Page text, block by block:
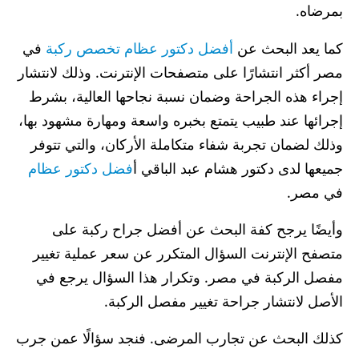
بمرضاه.
كما يعد البحث عن أفضل دكتور عظام تخصص ركبة في
مصر أكثر انتشارًا على متصفحات الإنترنت. وذلك لانتشار
إجراء هذه الجراحة وضمان نسبة نجاحها العالية، بشرط
إجرائها عند طبيب يتمتع بخبره واسعة ومهارة مشهود بها،
وذلك لضمان تجربة شفاء متكاملة الأركان، والتي تتوفر
جميعها لدى دكتور هشام عبد الباقي أفضل دكتور عظام
في مصر.
وأيضًا يرجح كفة البحث عن أفضل جراح ركبة على
متصفح الإنترنت السؤال المتكرر عن سعر عملية تغيير
مفصل الركبة في مصر. وتكرار هذا السؤال يرجع في
الأصل لانتشار جراحة تغيير مفصل الركبة.
كذلك البحث عن تجارب المرضى. فنجد سؤالًا عمن جرب